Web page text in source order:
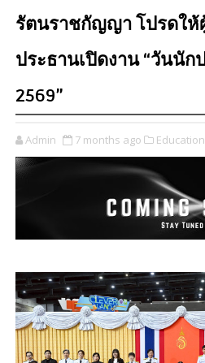
รัตนราชกัญญา โปรดให้
ประธานเปิดงาน “วันนัก
2569”
Admin 7 months ago